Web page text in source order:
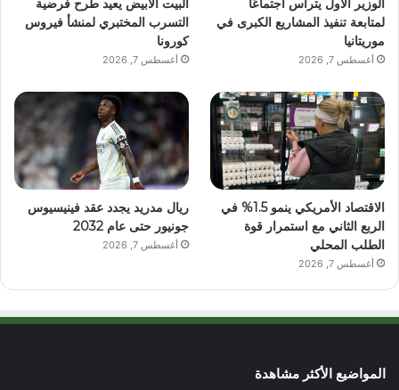
الوزير الأول يترأس اجتماعًا
لمتابعة تنفيذ المشاريع الكبرى في
موريتانيا
أغسطس 7, 2026
البيت الأبيض يعيد طرح فرضية
التسرب المختبري لمنشأ فيروس
كورونا
أغسطس 7, 2026
الاقتصاد الأمريكي ينمو 1.5% في
الربع الثاني مع استمرار قوة
الطلب المحلي
أغسطس 7, 2026
ريال مدريد يجدد عقد فينيسيوس
جونيور حتى عام 2032
أغسطس 7, 2026
المواضيع الأكثر مشاهدة